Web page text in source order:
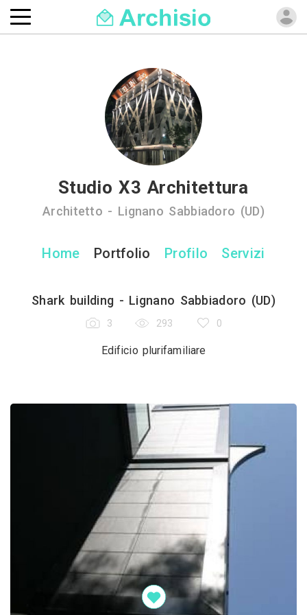
Studio X3 Architettura
Architetto - Lignano Sabbiadoro (UD)
Home Portfolio Profilo Servizi
Shark building - Lignano Sabbiadoro (UD)
3 293 0
Edificio plurifamiliare